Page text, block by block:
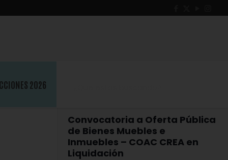
2026
Convocatoria a Oferta Pública
de Bienes Muebles e
Inmuebles – COAC CREA en
Liquidación